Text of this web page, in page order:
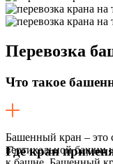
Перевозка
Что такое
Башенный кран – это
вертикальной башни
Где кран